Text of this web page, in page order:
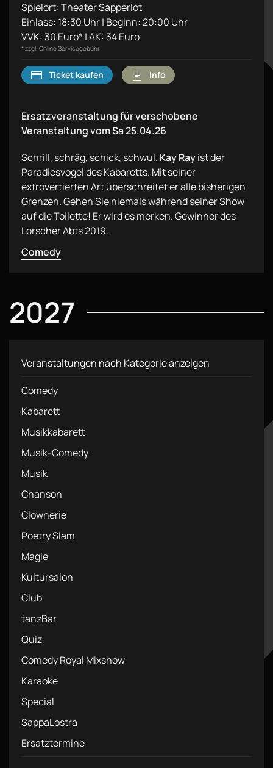
Spielort: Theater Sapperlot
Einlass: 18:30 Uhr | Beginn: 20:00 Uhr
VVK: 30 Euro* | AK: 34 Euro
* zzgl. Online Servicegebühr
Ticket kaufen Info
Ersatzveranstaltung für verschobene
Veranstaltung vom Sa 25.04.26
Schrill, schräg, schick, schwul. Kay Rayist der
Paradiesvogel des Kabaretts. Mit seiner
extrovertierten Art überschreitet er alle bisherigen
Grenzen. Gehen Sie niemals während seiner Show
auf die Toilette! Er wird es merken. Gewinner des
Lorscher Abts 2019.
Comedy
2027
Veranstaltungen nach Kategorie anzeigen
Comedy
Kabarett
Musikkabarett
Musik-Comedy
Musik
Chanson
Clownerie
Poetry Slam
Magie
Kultursalon
Club
tanzBar
Quiz
Comedy Royal Mixshow
Karaoke
Special
SappaLostra
Ersatztermine